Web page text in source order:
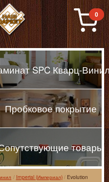
Паркет, Штучный
0
SPC Кварц-
Пробковое покрытие
товары
Imperial (Империал) Evolution